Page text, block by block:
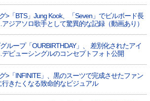
>「BTS」Jung Kook、「Seven」でビルボード長
ジアソロ歌手として驚異的な記録（動画あり）
ループ「OURBIRTHDAY」、 差別化されたアイ
ビューシングルのコンセプトフォト公開
>「INFINITE」、黒のスーツで完成させたファン
行きたくなる致命的なビジュアル